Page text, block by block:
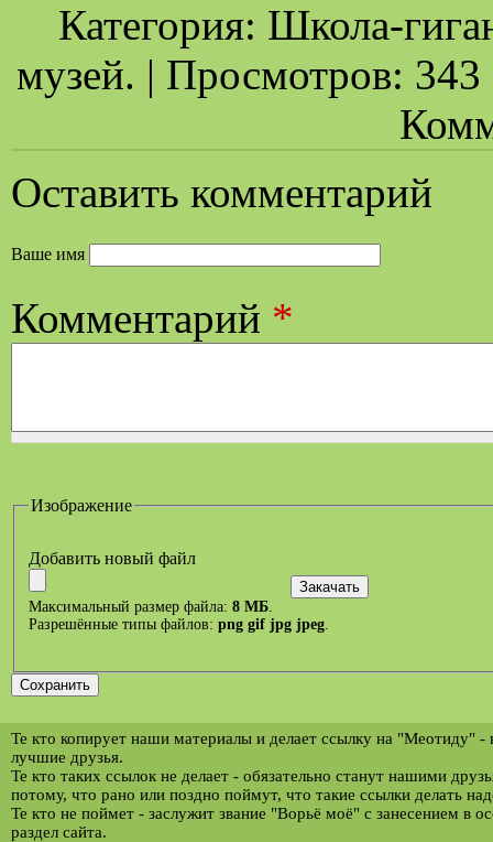
Категория: Школа-
музей. | Просмотров:
Оставить комментарий
Ваше имя
Комментарий *
Изображение
Добавить новый файл
Максимальный размер файла: 8 МБ
Разрешённые типы файлов: png gif jpg jpeg
Те кто копирует наши материалы и делает ссылку на "Меотиду" -
лучшие друзья.
Те кто таких ссылок не делает - обязательно станут нашими
потому, что рано или поздно поймут, что такие ссылки делать
Те кто не поймет - заслужит звание "Ворьё моё" с занесением в
раздел сайта.